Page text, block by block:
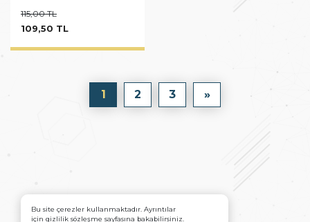
115,00 TL
109,50 TL
1 2 3 »
Bu site çerezler kullanmaktadır. Ayrıntılar
için gizlilik sözleşme sayfasına bakabilirsiniz.